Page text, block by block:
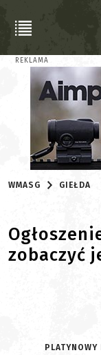
REKLAMA
WMASG GIEŁDA
zobaczyć
PLATYNOWY